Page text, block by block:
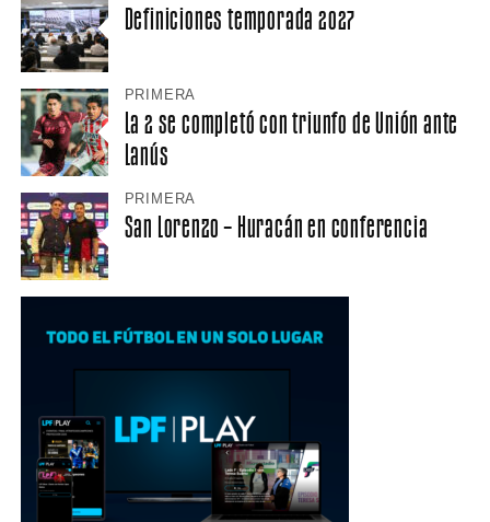
Definiciones temporada 2027
PRIMERA
La 2 se completó con triunfo de Unión ante
Lanús
PRIMERA
San Lorenzo – Huracán en conferencia